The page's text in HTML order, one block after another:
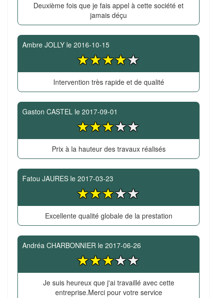
Deuxième fois que je fais appel à cette société et
jamais déçu
Ambre JOLLY le 2016-10-15
Intervention très rapide et de qualité
Gaston CASTEL le 2017-09-01
Prix à la hauteur des travaux réalisés
Fatou JAURES le 2017-03-23
Excellente qualité globale de la prestation
Andréa CHARBONNIER le 2017-06-26
Je suis heureux que j'ai travaillé avec cette
entreprise.Merci pour votre service